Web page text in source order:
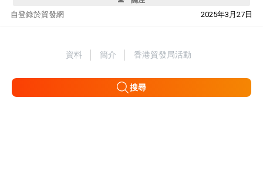
自 2025年3月27日
登錄於貿發網
資料 簡介 香港貿發局活動
搜尋